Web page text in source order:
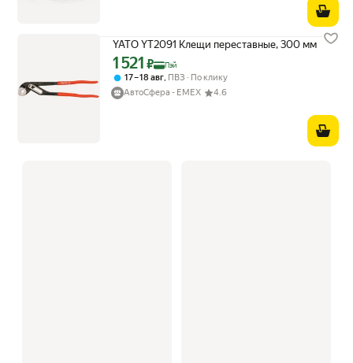
YATO YT2091 Клещи переставные, 300 мм
Цена с картой Яндекс Пэй 1521 ₽ вместо
1 521 ₽ Пэй
17 – 18 авг, ПВЗ
По клику
АвтоСфера - ЕМЕХ
4.6